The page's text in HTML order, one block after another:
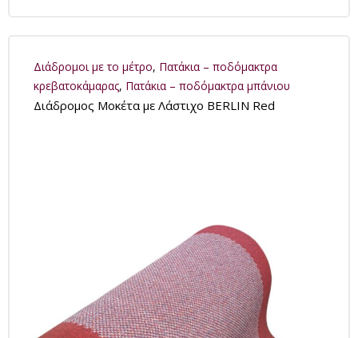
Διάδρομοι με το μέτρο, Πατάκια – ποδόμακτρα
κρεβατοκάμαρας, Πατάκια – ποδόμακτρα μπάνιου
Διάδρομος Μοκέτα με Λάστιχο BERLIN Red